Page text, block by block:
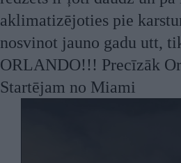
aklimatizējoties pie
nosvinot jauno gadu utt,
ORLANDO!!! Precīzāk
Startējam no Miami